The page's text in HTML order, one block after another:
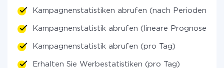
Kampagnenstatistiken abrufen (nach Perioden)
Kampagnenstatistik abrufen (lineare Prognose)
Kampagnenstatistik abrufen (pro Tag)
Erhalten Sie Werbestatistiken (pro Tag)